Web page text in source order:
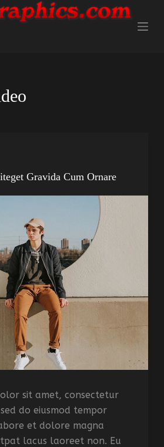
Gravida Cum Ornare
sit amet, consectetur
do eiusmod tempor
et dolore magna
lacus laoreet non. Eu